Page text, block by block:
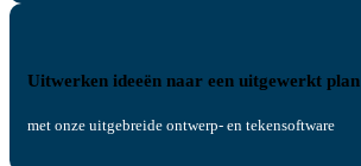
Uitwerken ideeën naar een uitgewerkt plan
met onze uitgebreide ontwerp- en tekensoftware